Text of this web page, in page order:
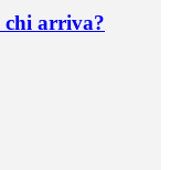
chi arriva?